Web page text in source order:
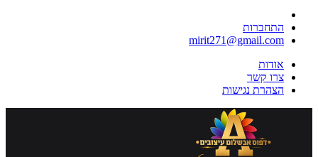
התחברות
mirit271@gmail.com
אודות
צרו קשר
הצהרת נגישות